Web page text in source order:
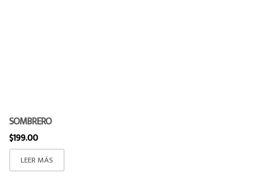
SOMBRERO
$199.00
LEER MÁS